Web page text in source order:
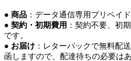
● 商品 ：データ通信専用プリペイ
● 契約・初期費用 ：契約不要、初
です。
● お届け ：レターパックで無料配
函しますので、配達待ちの必要は